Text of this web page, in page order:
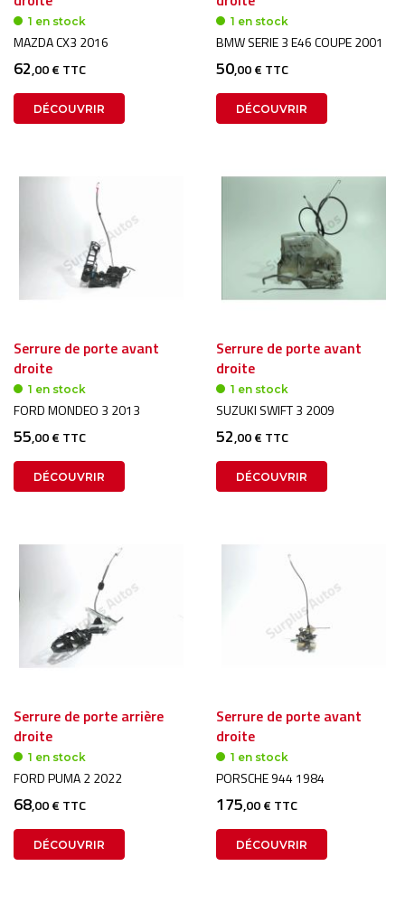
1 en stock
MAZDA CX3 2016
62,00 € TTC
DÉCOUVRIR
1 en stock
BMW SERIE 3 E46 COUPE 2001
50,00 € TTC
DÉCOUVRIR
Serrure de porte avant
droite
1 en stock
FORD MONDEO 3 2013
55,00 € TTC
DÉCOUVRIR
Serrure de porte avant
droite
1 en stock
SUZUKI SWIFT 3 2009
52,00 € TTC
DÉCOUVRIR
Serrure de porte arrière
droite
1 en stock
FORD PUMA 2 2022
68,00 € TTC
DÉCOUVRIR
Serrure de porte avant
droite
1 en stock
PORSCHE 944 1984
175,00 € TTC
DÉCOUVRIR